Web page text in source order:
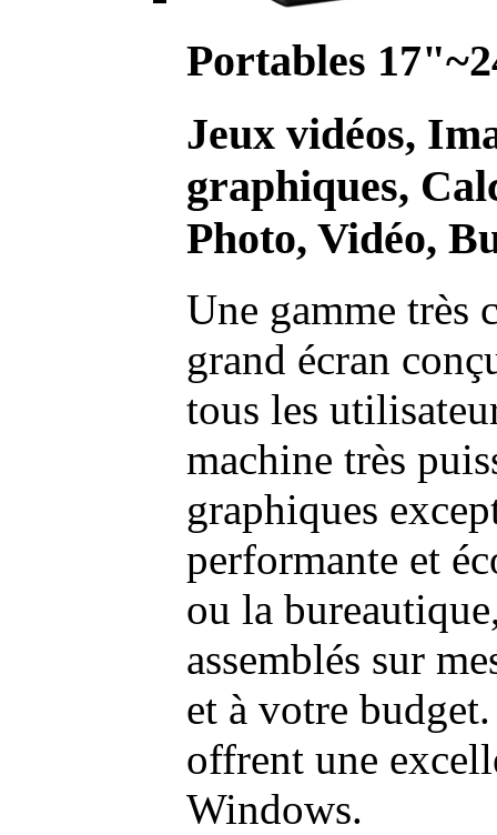
Portables
Jeux vidéos,
graphiques,
Photo, Vidéo,
Une gamme très
grand écran
tous les
machine très
graphiques
performante et
ou la
assemblés sur
et à votre
offrent une
Windows.